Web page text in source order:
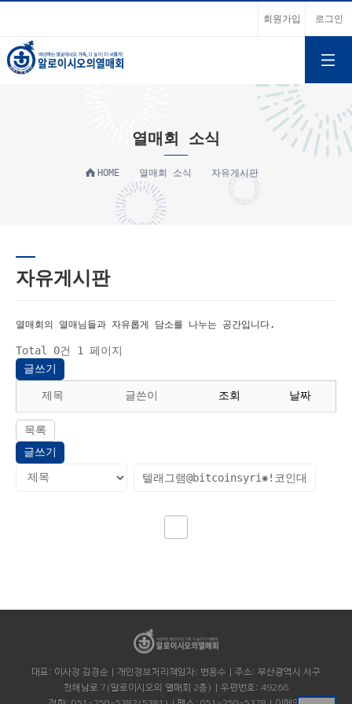
회원가입 로그인
열매회 소식
HOME 열매회 소식 자유게시판
자유게시판
열매회의 열매님들과 자유롭게 담소를 나누는 공간입니다.
Total 0건
1 페이지
글쓰기
제목 글쓴이 조회 날짜
목록
글쓰기
대표: 이사장 김경순 | 개인정보처리책임자: 변용수 | 주소: 부산광역시 서구
천해남로 7(알로이시오의 열매회 2층) | 우편번호: 49266